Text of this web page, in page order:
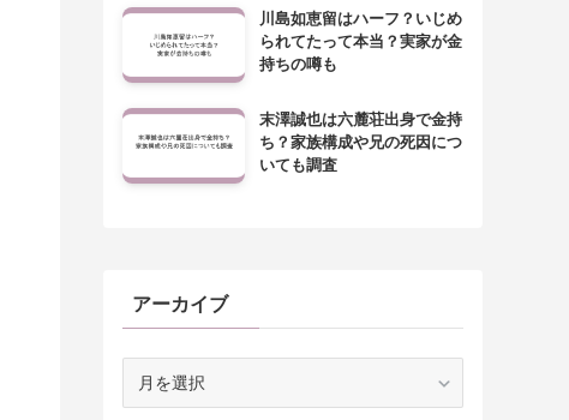
川島如恵留はハーフ？いじめ
られてたって本当？実家が金
持ちの噂も
末澤誠也は六麓荘出身で金持
ち？家族構成や兄の死因につ
いても調査
アーカイブ